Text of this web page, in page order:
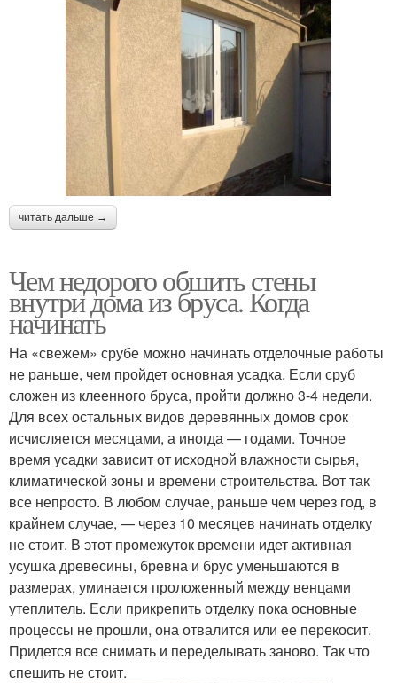
читать дальше →
Чем недорого обшить стены
внутри дома из бруса. Когда
начинать
На «свежем» срубе можно начинать отделочные работы
не раньше, чем пройдет основная усадка. Если сруб
сложен из клеенного бруса, пройти должно 3-4 недели.
Для всех остальных видов деревянных домов срок
исчисляется месяцами, а иногда — годами. Точное
время усадки зависит от исходной влажности сырья,
климатической зоны и времени строительства. Вот так
все непросто. В любом случае, раньше чем через год, в
крайнем случае, — через 10 месяцев начинать отделку
не стоит. В этот промежуток времени идет активная
усушка древесины, бревна и брус уменьшаются в
размерах, уминается проложенный между венцами
утеплитель. Если прикрепить отделку пока основные
процессы не прошли, она отвалится или ее перекосит.
Придется все снимать и переделывать заново. Так что
спешить не стоит.